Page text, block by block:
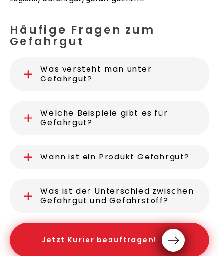
Häufige Fragen zum
Gefahrgut
Was versteht man unter
Gefahrgut?
Welche Beispiele gibt es für
Gefahrgut?
Wann ist ein Produkt Gefahrgut?
Was ist der Unterschied zwischen
Gefahrgut und Gefahrstoff?
Jetzt Kurier beauftragen!